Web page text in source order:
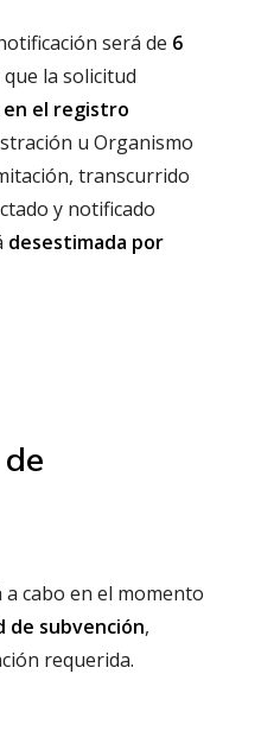
será de 6
la solicitud
el registro
u Organismo
transcurrido
y notificado
desestimada por
cabo en el momento
de subvención,
requerida.